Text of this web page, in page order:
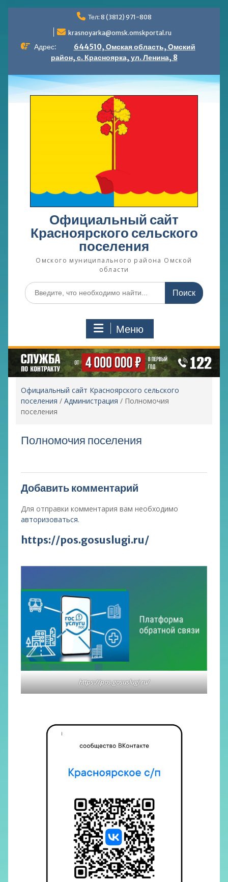
содержимому
Тел: 8 (3812) 971-808
krasnoyarka@omsk.omskportal.ru
Адрес:
644510, Омская область, Омский
район, с. Красноярка, ул. Ленина, 8
Официальный сайт
Красноярского сельского
поселения
Омского муниципального района Омской
области
Поиск
по:
Меню
Официальный сайт Красноярского сельского
поселения / Администрация / Полномочия
поселения
Полномочия поселения
Добавить комментарий
Для отправки комментария вам необходимо
авторизоваться.
https://pos.gosuslugi.ru/
https://pos.gosuslugi.ru/